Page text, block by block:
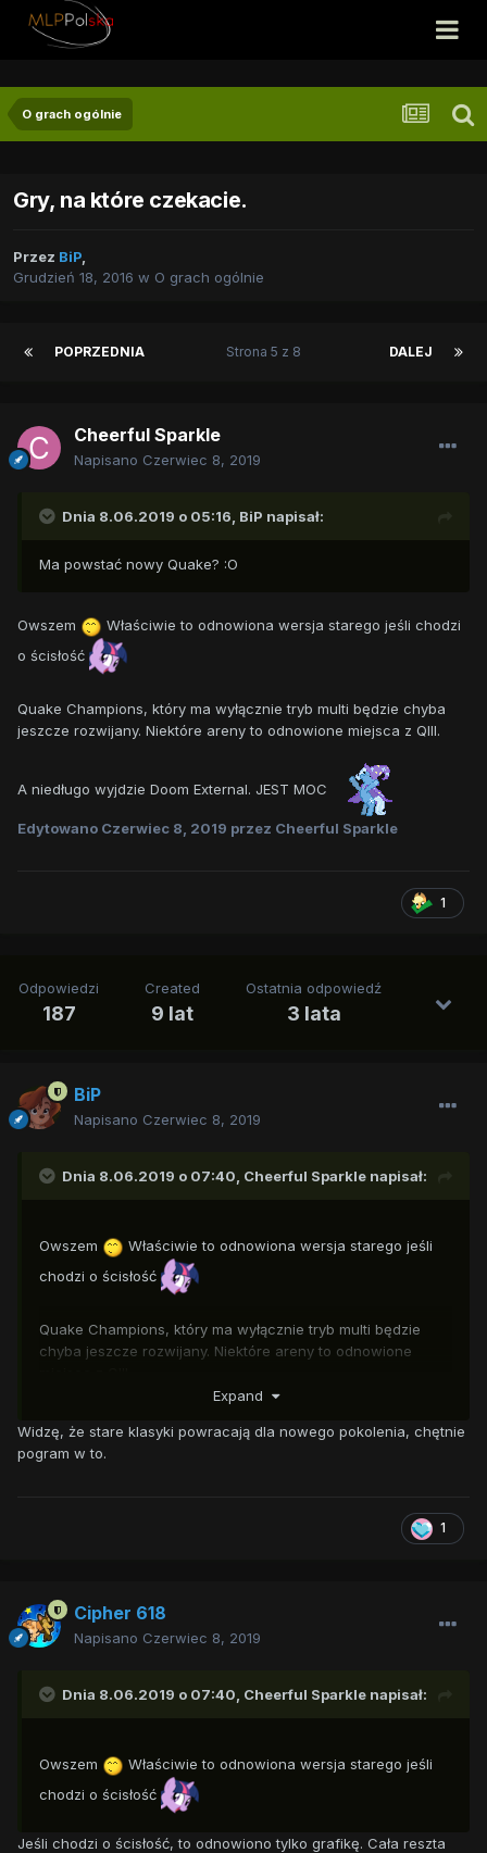
O grach ogólnie
Gry, na które czekacie.
Przez BiP,
Grudzień 18, 2016 w O grach ogólnie
POPRZEDNIA DALEJ
Strona 5 z 8
Cheerful Sparkle
Napisano Czerwiec 8, 2019
Dnia 8.06.2019 o 05:16, BiP napisał:
Ma powstać nowy Quake? :O
Owszem
Właściwie to odnowiona wersja starego jeśli chodzi
o ścisłość
Quake Champions, który ma wyłącznie tryb multi będzie chyba
jeszcze rozwijany. Niektóre areny to odnowione miejsca z QIII.
A niedługo wyjdzie Doom External. JEST MOC
Edytowano Czerwiec 8, 2019 przez Cheerful Sparkle
1
Odpowiedzi
187
Created
9 lat
Ostatnia odpowiedź
3 lata
BiP
Napisano Czerwiec 8, 2019
Dnia 8.06.2019 o 07:40, Cheerful Sparkle napisał:
Owszem
Właściwie to odnowiona wersja starego jeśli
chodzi o ścisłość
Quake Champions, który ma wyłącznie tryb multi będzie
chyba jeszcze rozwijany. Niektóre areny to odnowione
Expand
Widzę, że stare klasyki powracają dla nowego pokolenia, chętnie
pogram w to.
1
Cipher 618
Napisano Czerwiec 8, 2019
Dnia 8.06.2019 o 07:40, Cheerful Sparkle napisał:
Owszem
Właściwie to odnowiona wersja starego jeśli
chodzi o ścisłość
Jeśli chodzi o ścisłość, to odnowiono tylko grafikę. Cała reszta